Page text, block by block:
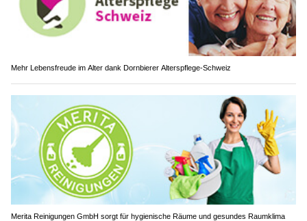
Mehr Lebensfreude im Alter dank Dornbierer Alterspflege-Schweiz
Merita Reinigungen GmbH sorgt für hygienische Räume und gesundes Raumklima